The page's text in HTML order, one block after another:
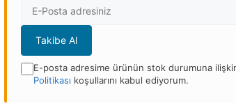
Adresi
Takibe Al
E-posta adresime ürünün stok durumuna
Politikası koşullarını kabul ediyorum.